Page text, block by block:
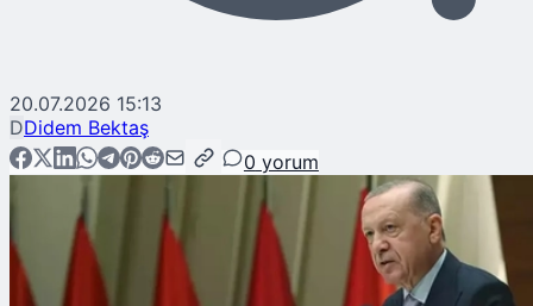
20.07.2026 15:13
DDidem Bektaş
0 yorum